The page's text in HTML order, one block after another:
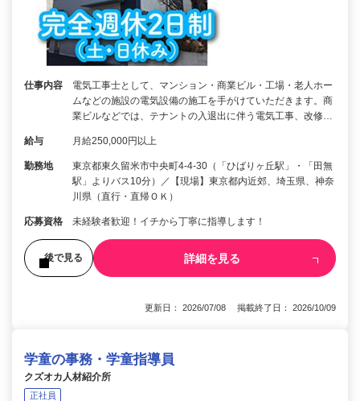
仕事内容
電気工事士として、マンション・商業ビル・工場・老人ホー
ムなどの施設の電気設備の施工を手がけていただきます。商
業ビルなどでは、テナントの入退出に伴う電気工事、改修…
給与 月給250,000円以上
勤務地
東京都東久留米市中央町4-4-30（「ひばりヶ丘駅」・「田無
駅」よりバス10分）／【現場】東京都内近郊、埼玉県、神奈
川県（直行・直帰ＯＫ）
応募資格 未経験者歓迎！イチから丁寧に指導します！
後で見る 詳細を見る
更新日： 2026/07/08 掲載終了日： 2026/10/09
学童の事務・学童指導員
クズオカ人材紹介所
正社員